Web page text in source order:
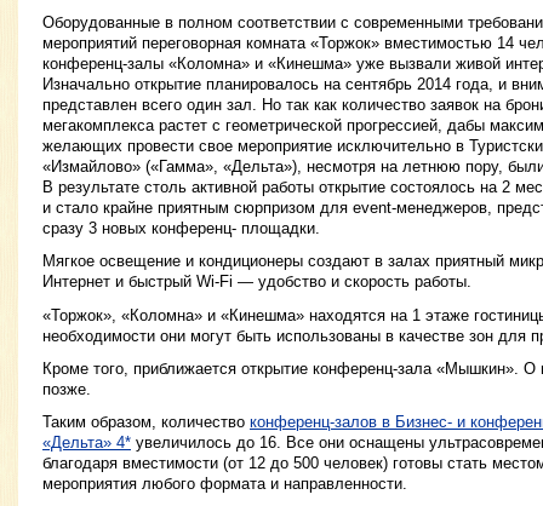
Оборудованные в полном соответствии с современными
мероприятий переговорная комната «Торжок» вместимостью 14
конференц-залы «Коломна» и «Кинешма» уже вызвали живой
Изначально открытие планировалось на сентябрь 2014 года, и
представлен всего один зал. Но так как количество заявок на
мегакомплекса растет с геометрической прогрессией, дабы
желающих провести свое мероприятие исключительно в
«Измайлово» («Гамма», «Дельта»), несмотря на летнюю пору,
В результате столь активной работы открытие состоялось на 2
и стало крайне приятным сюрпризом для event-менеджеров,
сразу 3 новых конференц- площадки.
Мягкое освещение и кондиционеры создают в залах приятный
Интернет и быстрый Wi-Fi — удобство и скорость работы.
«Торжок», «Коломна» и «Кинешма» находятся на 1 этаже
необходимости они могут быть использованы в качестве зон для
Кроме того, приближается открытие конференц-зала «Мышкин». О
позже.
Таким образом, количество конференц-залов в Бизнес- и
«Дельта» 4* увеличилось до 16. Все они оснащены
благодаря вместимости (от 12 до 500 человек) готовы стать
мероприятия любого формата и направленности.